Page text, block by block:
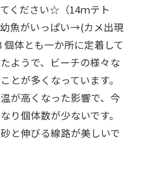
ください☆（14ｍテト
魚がいっぱい→(カメ出現
体とも一か所に定着して
ようで、ビーチの様々な
とが多くなっています。
が高くなった影響で、今
り個体数が少ないです。
と伸びる線路が美しいで